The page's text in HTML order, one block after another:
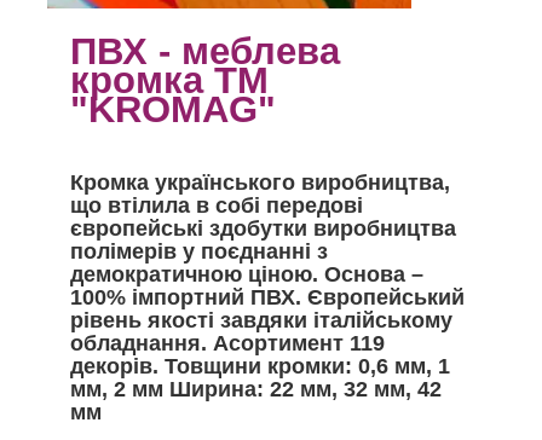
ПВХ - меблева
кромка ТМ
"KROMAG"
Кромка українського виробництва,
що втілила в собі передові
європейські здобутки виробництва
полімерів у поєднанні з
демократичною ціною. Основа –
100% імпортний ПВХ. Європейський
рівень якості завдяки італійському
обладнання. Асортимент 119
декорів. Товщини кромки: 0,6 мм, 1
мм, 2 мм Ширина: 22 мм, 32 мм, 42
мм